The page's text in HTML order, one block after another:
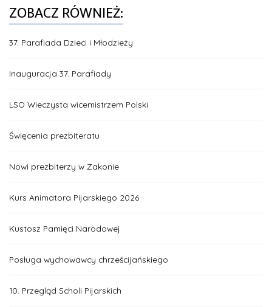
ZOBACZ RÓWNIEŻ:
37. Parafiada Dzieci i Młodzieży
Inauguracja 37. Parafiady
LSO Wieczysta wicemistrzem Polski
Święcenia prezbiteratu
Nowi prezbiterzy w Zakonie
Kurs Animatora Pijarskiego 2026
Kustosz Pamięci Narodowej
Posługa wychowawcy chrześcijańskiego
10. Przegląd Scholi Pijarskich